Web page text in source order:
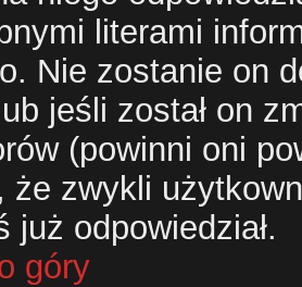
literami
Nie zostanie on
jeśli został on
(powinni oni
że zwykli
już odpowiedział.
góry